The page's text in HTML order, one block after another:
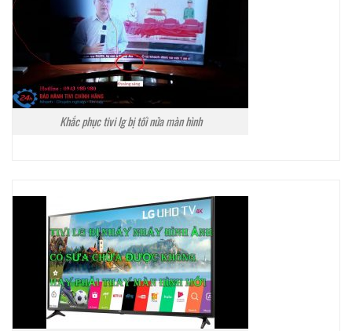
Khắc phục tivi lg bị tối nửa màn hình